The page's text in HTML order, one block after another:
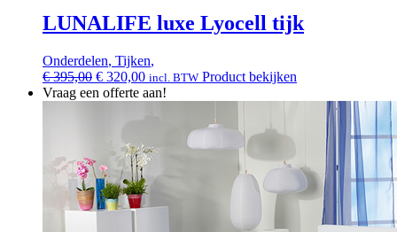
LUNALIFE luxe Lyocell tijk
Onderdelen, Tijken,
€395,00 Oorspronkelijke
prijs
€ 320,00Huidige
prijs
incl. BTW Product bekijken
Vraag een offerte aan!